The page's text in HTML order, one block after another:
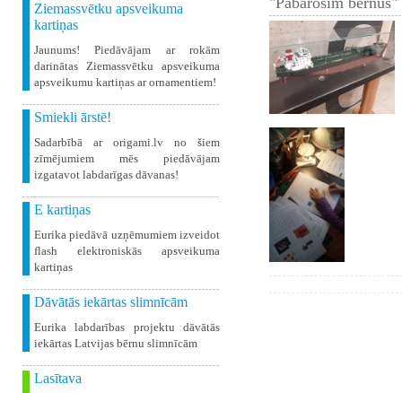
Ziemassvētku apsveikuma
kartiņas
Jaunums! Piedāvājam ar rokām
darinātas Ziemassvētku apsveikuma
apsveikumu kartiņas ar ornamentiem!
Smiekli ārstē!
Sadarbībā ar origami.lv no šiem
zīmējumiem mēs piedāvājam
izgatavot labdarīgas dāvanas!
E kartiņas
Eurika piedāvā uzņēmumiem izveidot
flash elektroniskās apsveikuma
kartiņas
Dāvātās iekārtas slimnīcām
Eurika labdarības projektu dāvātās
iekārtas Latvijas bērnu slimnīcām
Lasītava